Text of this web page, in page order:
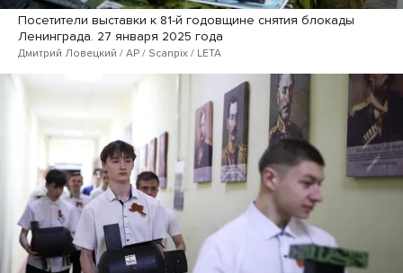
Посетители выставки к 81-й годовщине снятия блокады
Ленинграда. 27 января 2025 года
Дмитрий Ловецкий / AP / Scanpix / LETA